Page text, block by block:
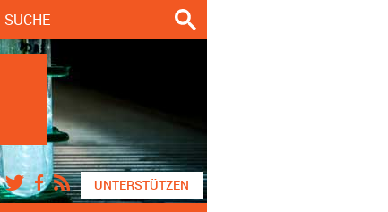
UNTERSTÜTZEN